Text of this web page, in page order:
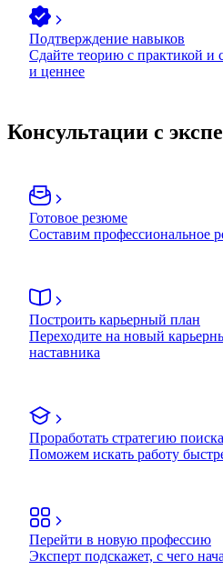
Подтверждение навыков
Сдайте теорию с практикой и
и ценнее
Консультации с
Готовое резюме
Составим профессиональное
Построить карьерный план
Переходите на новый
наставника
Проработать стратегию поиска
Поможем искать работу
Перейти в новую профессию
Эксперт подскажет, с чего